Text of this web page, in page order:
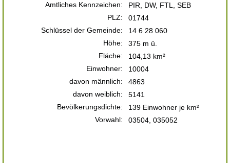
Amtliches Kennzeichen:
PIR, DW, FTL, SEB
PLZ:
01744
Schlüssel der Gemeinde:
14 6 28 060
Höhe:
375 m ü.
Fläche:
104,13 km²
Einwohner:
10004
davon männlich:
4863
davon weiblich:
5141
Bevölkerungsdichte:
139 Einwohner je km²
Vorwahl:
03504, 035052